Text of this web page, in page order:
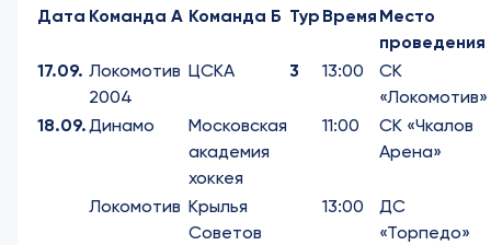
Дата Команда А Команда Б Тур Время Место
проведения
17.09. Локомотив
2004
ЦСКА 3 13:00
СК
«Локомотив»
18.09.Динамо
Московская
академия
хоккея
11:00
СК «Чкалов
Арена»
Локомотив Крылья
Советов
13:00
ДС
«Торпедо»